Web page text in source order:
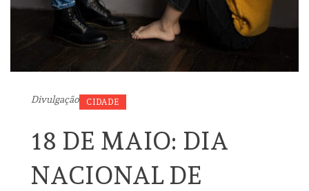
Divulgação CIDADE
18 DE MAIO: DIA
NACIONAL DE